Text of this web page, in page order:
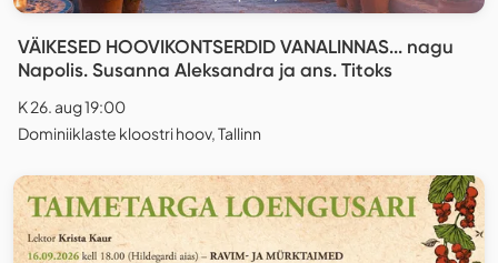
VÄIKESED HOOVIKONTSERDID VANALINNAS... nagu
Napolis. Susanna Aleksandra ja ans. Titoks
K 26. aug 19:00
Dominiiklaste kloostri hoov, Tallinn